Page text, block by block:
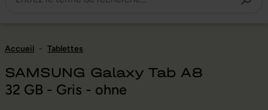
Accueil - Tablettes
SAMSUNG Galaxy Tab A8
32 GB - Gris - ohne